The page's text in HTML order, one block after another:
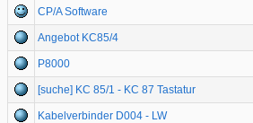
CP/A Software
Angebot KC85/4
P8000
[suche] KC 85/1 - KC 87 Tastatur
Kabelverbinder D004 - LW